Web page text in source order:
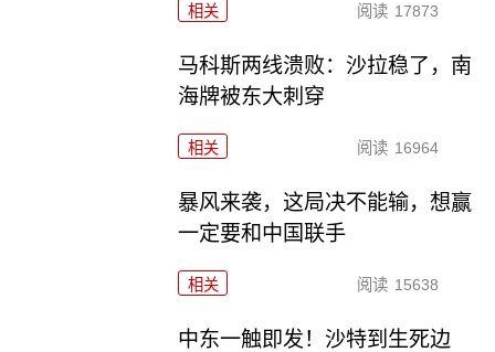
相关 阅读 17873
马科斯两线溃败：沙拉稳了，南
海牌被东大刺穿
相关 阅读 16964
暴风来袭，这局决不能输，想赢
一定要和中国联手
相关 阅读 15638
中东一触即发！沙特到生死边